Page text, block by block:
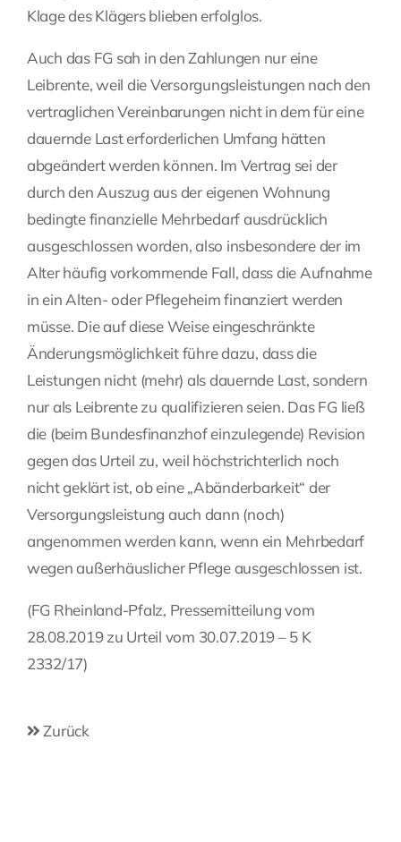
Klage des Klägers blieben erfolglos.
Auch das FG sah in den Zahlungen nur eine
Leibrente, weil die Versorgungsleistungen nach den
vertraglichen Vereinbarungen nicht in dem für eine
dauernde Last erforderlichen Umfang hätten
abgeändert werden können. Im Vertrag sei der
durch den Auszug aus der eigenen Wohnung
bedingte finanzielle Mehrbedarf ausdrücklich
ausgeschlossen worden, also insbesondere der im
Alter häufig vorkommende Fall, dass die Aufnahme
in ein Alten- oder Pflegeheim finanziert werden
müsse. Die auf diese Weise eingeschränkte
Änderungsmöglichkeit führe dazu, dass die
Leistungen nicht (mehr) als dauernde Last, sondern
nur als Leibrente zu qualifizieren seien. Das FG ließ
die (beim Bundesfinanzhof einzulegende) Revision
gegen das Urteil zu, weil höchstrichterlich noch
nicht geklärt ist, ob eine „Abänderbarkeit“ der
Versorgungsleistung auch dann (noch)
angenommen werden kann, wenn ein Mehrbedarf
wegen außerhäuslicher Pflege ausgeschlossen ist.
(FG Rheinland-Pfalz, Pressemitteilung vom
28.08.2019 zu Urteil vom 30.07.2019 – 5 K
2332/17)
Zurück